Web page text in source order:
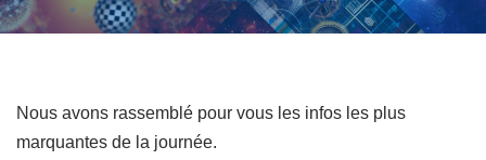
Nous avons rassemblé pour vous les infos les plus
marquantes de la journée.